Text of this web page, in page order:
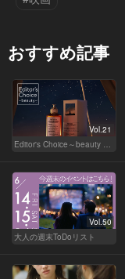
おすすめ記事
Vol.21
Editor's Choice～beauty & wellness～
Vol.50
大人の週末ToDoリスト